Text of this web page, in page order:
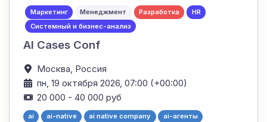
Маркетинг Менеджмент Разработка
HR
Системный и бизнес-анализ
AI Сases Conf
Москва, Россия
пн, 19 октября 2026, 07:00 (+00:00)
20 000 - 40 000 руб
ai ai-native ai native company
ai-агенты